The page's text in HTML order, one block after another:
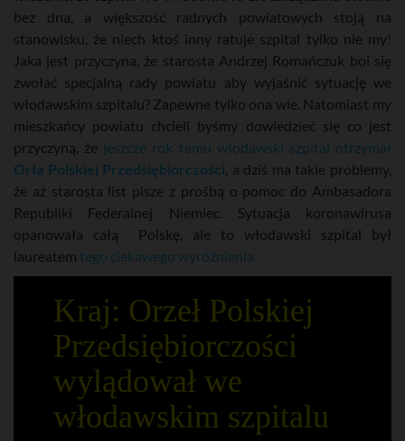
bez dna, a większość radnych powiatowych stoją na
stanowisku, że niech ktoś inny ratuje szpital tylko nie my!
Jaka jest przyczyna, że starosta Andrzej Romańczuk boi się
zwołać specjalną rady powiatu aby wyjaśnić sytuację we
włodawskim szpitalu? Zapewne tylko ona wie. Natomiast my
mieszkańcy powiatu chcieli byśmy dowiedzieć się co jest
przyczyną, że jeszcze rok temu włodawski szpital otrzymał
Orła Polskiej Przedsiębiorczości , a dziś ma takie problemy,
że aż starosta list pisze z prośbą o pomoc do Ambasadora
Republiki Federalnej Niemiec. Sytuacja koronawirusa
opanowała całą Polskę, ale to włodawski szpital był
laureatem tego ciekawego wyróżnienia.
Kraj: Orzeł Polskiej
Przedsiębiorczości
wylądował we
włodawskim szpitalu